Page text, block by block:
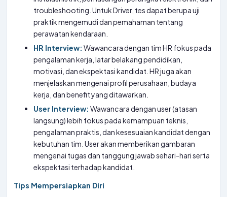
troubleshooting. Untuk Driver, tes dapat berupa uji
praktik mengemudi dan pemahaman tentang
perawatan kendaraan.
HR Interview: Wawancara dengan tim HR fokus pada
pengalaman kerja, latar belakang pendidikan,
motivasi, dan ekspektasi kandidat. HR juga akan
menjelaskan mengenai profil perusahaan, budaya
kerja, dan benefit yang ditawarkan.
User Interview: Wawancara dengan user (atasan
langsung) lebih fokus pada kemampuan teknis,
pengalaman praktis, dan kesesuaian kandidat dengan
kebutuhan tim. User akan memberikan gambaran
mengenai tugas dan tanggung jawab sehari-hari serta
ekspektasi terhadap kandidat.
Tips Mempersiapkan Diri